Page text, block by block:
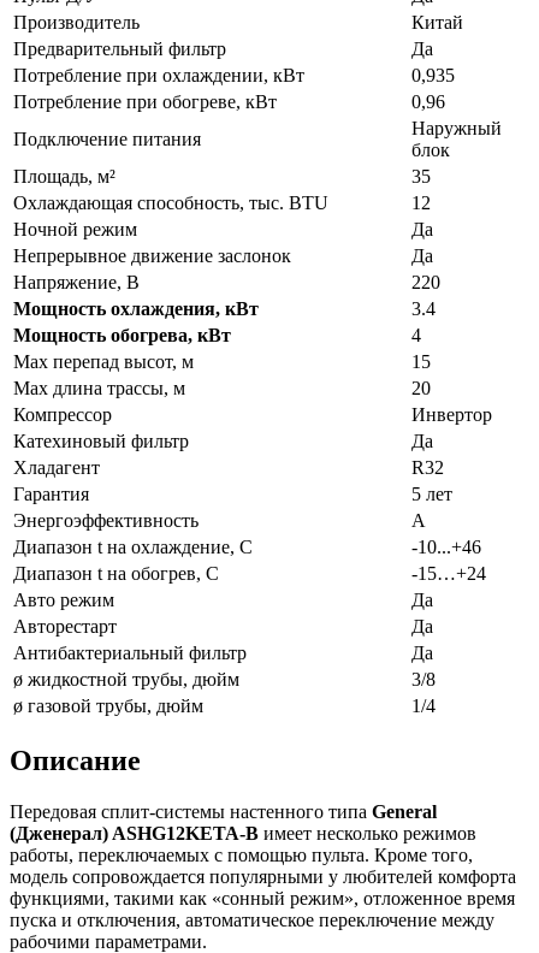
Производитель
Китай
Предварительный фильтр
Да
Потребление при охлаждении, кВт
0,935
Потребление при обогреве, кВт
0,96
Подключение питания
Наружный
блок
Площадь, м²
35
Охлаждающая способность, тыс. BTU
12
Ночной режим
Да
Непрерывное движение заслонок
Да
Напряжение, В
220
Мощность охлаждения, кВт
3.4
Мощность обогрева, кВт
4
Max перепад высот, м
15
Max длина трассы, м
20
Компрессор
Инвертор
Катехиновый фильтр
Да
Хладагент
R32
Гарантия
5 лет
Энергоэффективность
A
Диапазон t на охлаждение, С
-10...+46
Диапазон t на обогрев, С
-15…+24
Авто режим
Да
Авторестарт
Да
Антибактериальный фильтр
Да
ø жидкостной трубы, дюйм
3/8
ø газовой трубы, дюйм
1/4
Описание
Передовая сплит-системы настенного типа General
(Дженерал) ASHG12KETA-B имеет несколько режимов
работы, переключаемых с помощью пульта. Кроме того,
модель сопровождается популярными у любителей комфорта
функциями, такими как «сонный режим», отложенное время
пуска и отключения, автоматическое переключение между
рабочими параметрами.